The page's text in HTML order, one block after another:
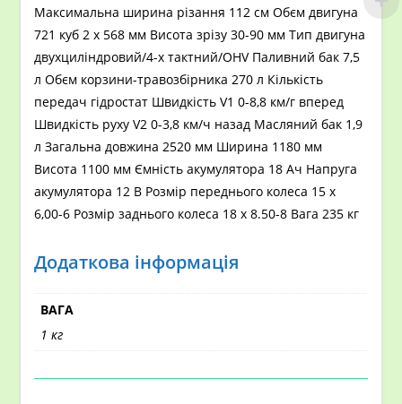
Максимальна ширина різання 112 см Обєм двигуна
721 куб 2 х 568 мм Висота зрізу 30-90 мм Тип двигуна
двухциліндровий/4-х тактний/OHV Паливний бак 7,5
л Обєм корзини-травозбірника 270 л Кількість
передач гідростат Швидкість V1 0-8,8 км/г вперед
Швидкість руху V2 0-3,8 км/ч назад Масляний бак 1,9
л Загальна довжина 2520 мм Ширина 1180 мм
Висота 1100 мм Ємність акумулятора 18 Ач Напруга
акумулятора 12 В Розмір переднього колеса 15 х
6,00-6 Розмір заднього колеса 18 х 8.50-8 Вага 235 кг
Додаткова інформація
ВАГА
1 кг